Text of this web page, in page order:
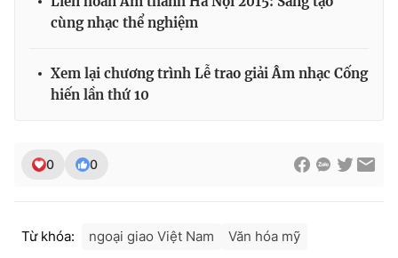
cùng nhạc thể nghiệm
Xem lại chương trình Lễ trao giải Âm nhạc Cống
hiến lần thứ 10
0 0
Từ khóa: ngoại giao Việt Nam Văn hóa mỹ